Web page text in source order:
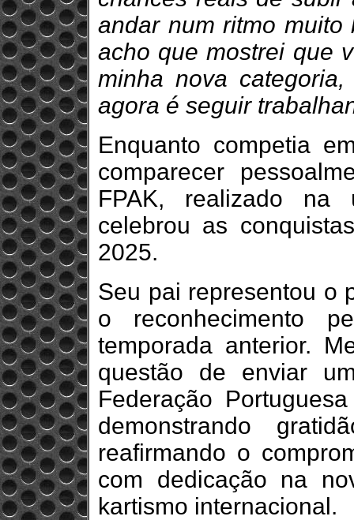
andar num ritmo muito
acho que mostrei que
minha nova
agora é seguir
Enquanto competia
comparecer
FPAK, realizado na
celebrou as
2025.
Seu pai representou o
o reconhecimento
temporada anterior.
questão de enviar
Federação
demonstrando
reafirmando o
com dedicação na
kartismo internacional.